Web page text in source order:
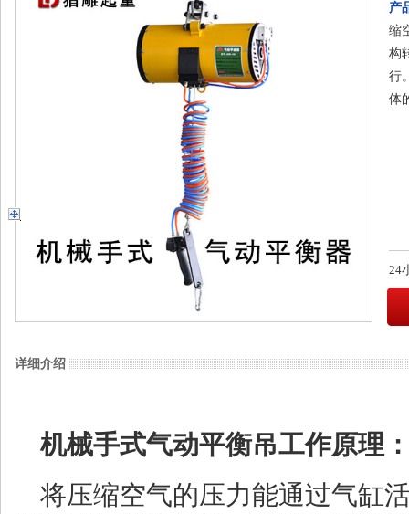
产
缩
构
行
体
24
详细介绍
机械手式气动平衡吊工作原理
将压缩空气的压力能通过气缸